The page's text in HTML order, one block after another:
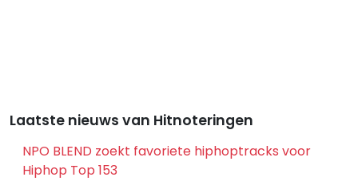
Laatste nieuws van Hitnoteringen
NPO BLEND zoekt favoriete hiphoptracks voor
Hiphop Top 153